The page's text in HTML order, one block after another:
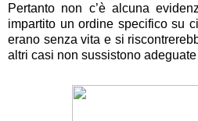
Pertanto non c’è alcuna
impartito un ordine specifico su
erano senza vita e si
altri casi non sussistono